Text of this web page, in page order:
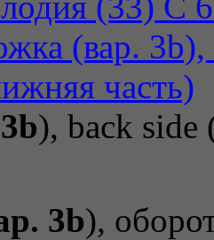
), back side
3b),